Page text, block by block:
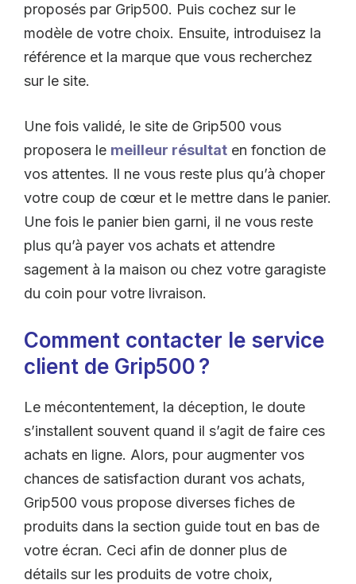
proposés par Grip500. Puis cochez sur le
modèle de votre choix. Ensuite, introduisez la
référence et la marque que vous recherchez
sur le site.
Une fois validé, le site de Grip500 vous
proposera le meilleur résultat en fonction de
vos attentes. Il ne vous reste plus qu’à choper
votre coup de cœur et le mettre dans le panier.
Une fois le panier bien garni, il ne vous reste
plus qu’à payer vos achats et attendre
sagement à la maison ou chez votre garagiste
du coin pour votre livraison.
Comment contacter le service
client de Grip500 ?
Le mécontentement, la déception, le doute
s’installent souvent quand il s’agit de faire ces
achats en ligne. Alors, pour augmenter vos
chances de satisfaction durant vos achats,
Grip500 vous propose diverses fiches de
produits dans la section guide tout en bas de
votre écran. Ceci afin de donner plus de
détails sur les produits de votre choix,